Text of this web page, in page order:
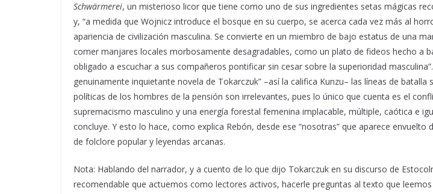
Schwärmerei, un misterioso licor que tiene como uno de sus ingredientes setas mágicas
y, “a medida que Wojnicz introduce el bosque en su cuerpo, se acerca cada vez más al
apariencia de civilización masculina. Se convierte en un miembro de bajo estatus de una
comer manjares locales morbosamente desagradables, como un plato de fideos hecho a
obligado a escuchar a sus compañeros pontificar sin cesar sobre la superioridad
genuinamente inquietante novela de Tokarczuk” –así la califica Kunzu– las líneas de batalla
políticas de los hombres de la pensión son irrelevantes, pues lo único que cuenta es el
supremacismo masculino y una energía forestal femenina implacable, múltiple, caótica e
concluye. Y esto lo hace, como explica Rebón, desde ese “nosotras” que aparece envuelto
de folclore popular y leyendas arcanas.
Nota: Hablando del narrador, y a cuento de lo que dijo Tokarczuk en su discurso de
recomendable que actuemos como lectores activos, hacerle preguntas al texto que